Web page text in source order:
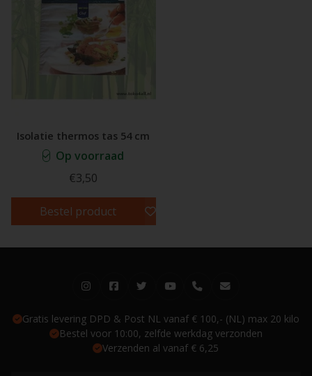
Isolatie thermos tas 54 cm
Op voorraad
€3,50
Bestel product
Gratis levering DPD & Post NL vanaf € 100,- (NL) max 20 kilo
Bestel voor 10:00, zelfde werkdag verzonden
Verzenden al vanaf € 6,25